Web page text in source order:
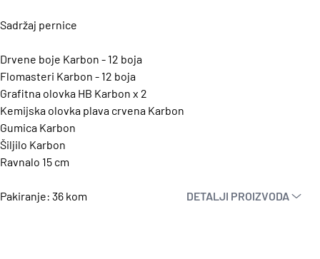
Sadržaj pernice
Drvene boje Karbon - 12 boja
Flomasteri Karbon - 12 boja
Grafitna olovka HB Karbon x 2
Kemijska olovka plava crvena Karbon
Gumica Karbon
Šiljilo Karbon
Ravnalo 15 cm
Pakiranje: 36 kom DETALJI PROIZVODA